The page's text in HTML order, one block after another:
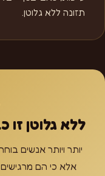
תזונה ללא גלוטן.
ללא גלוטן
יותר ויותר אנשים
אלא כי הם